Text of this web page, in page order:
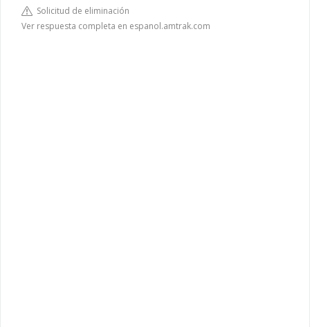
Solicitud de eliminación
Ver respuesta completa en espanol.amtrak.com